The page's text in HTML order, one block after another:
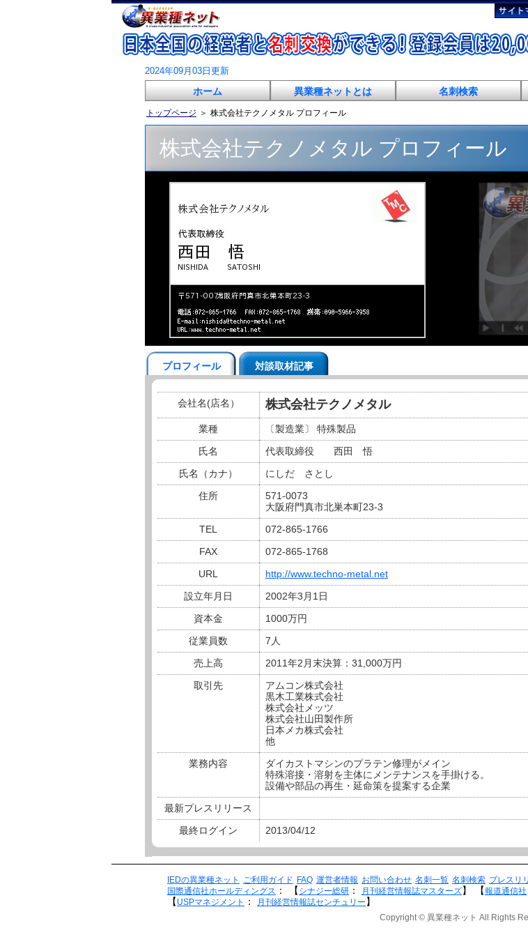
2024年09月03日更新
ホーム 異業種ネットとは 名刺検索
トップページ ＞ 株式会社テクノメタル プロフィール
株式会社テクノメタル プロフィール
プロフィール 対談取材記事
会社名(店名） 株式会社テクノメタル
業種
〔製造業〕 特殊製品
氏名
代表取締役 西田 悟
氏名（カナ）
にしだ さとし
住所
571-0073
大阪府門真市北巣本町23-3
TEL
072-865-1766
FAX
072-865-1768
URL
http://www.techno-metal.net
設立年月日
2002年3月1日
資本金
1000万円
従業員数
7人
売上高
2011年2月末決算：31,000万円
取引先
アムコン株式会社
黒木工業株式会社
株式会社メッツ
株式会社山田製作所
日本メカ株式会社
他
業務内容
ダイカストマシンのプラテン修理がメイン
特殊溶接・溶射を主体にメンテナンスを手掛ける。
設備や部品の再生・延命策を提案する企業
最新プレスリリース
最終ログイン
2013/04/12
IEDの異業種ネット ご利用ガイド FAQ 運営者情報 お問い合わせ 名刺一覧 名刺検索 プレスリ
国際通信社ホールディングス ： 【 シナジー総研 ： 月刊経営情報誌マスターズ】 【報道通信社
【 USPマネジメント ： 月刊経営情報誌センチュリー 】
Copyright © 異業種ネット All Rights